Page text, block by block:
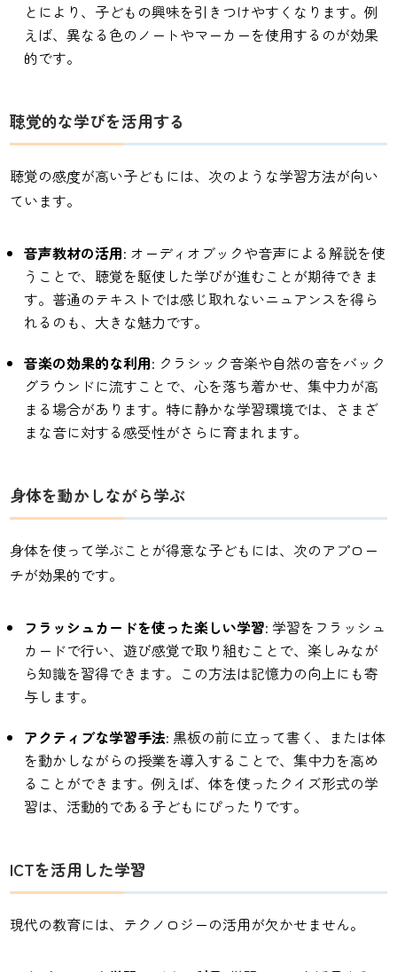
とにより、子どもの興味を引きつけやすくなります。例
えば、異なる色のノートやマーカーを使用するのが効果
的です。
聴覚的な学びを活用する
聴覚の感度が高い子どもには、次のような学習方法が向い
ています。
音声教材の活用: オーディオブックや音声による解説を使
うことで、聴覚を駆使した学びが進むことが期待できま
す。普通のテキストでは感じ取れないニュアンスを得ら
れるのも、大きな魅力です。
音楽の効果的な利用: クラシック音楽や自然の音をバック
グラウンドに流すことで、心を落ち着かせ、集中力が高
まる場合があります。特に静かな学習環境では、さまざ
まな音に対する感受性がさらに育まれます。
身体を動かしながら学ぶ
身体を使って学ぶことが得意な子どもには、次のアプロー
チが効果的です。
フラッシュカードを使った楽しい学習: 学習をフラッシュ
カードで行い、遊び感覚で取り組むことで、楽しみなが
ら知識を習得できます。この方法は記憶力の向上にも寄
与します。
アクティブな学習手法: 黒板の前に立って書く、または体
を動かしながらの授業を導入することで、集中力を高め
ることができます。例えば、体を使ったクイズ形式の学
習は、活動的である子どもにぴったりです。
ICTを活用した学習
現代の教育には、テクノロジーの活用が欠かせません。